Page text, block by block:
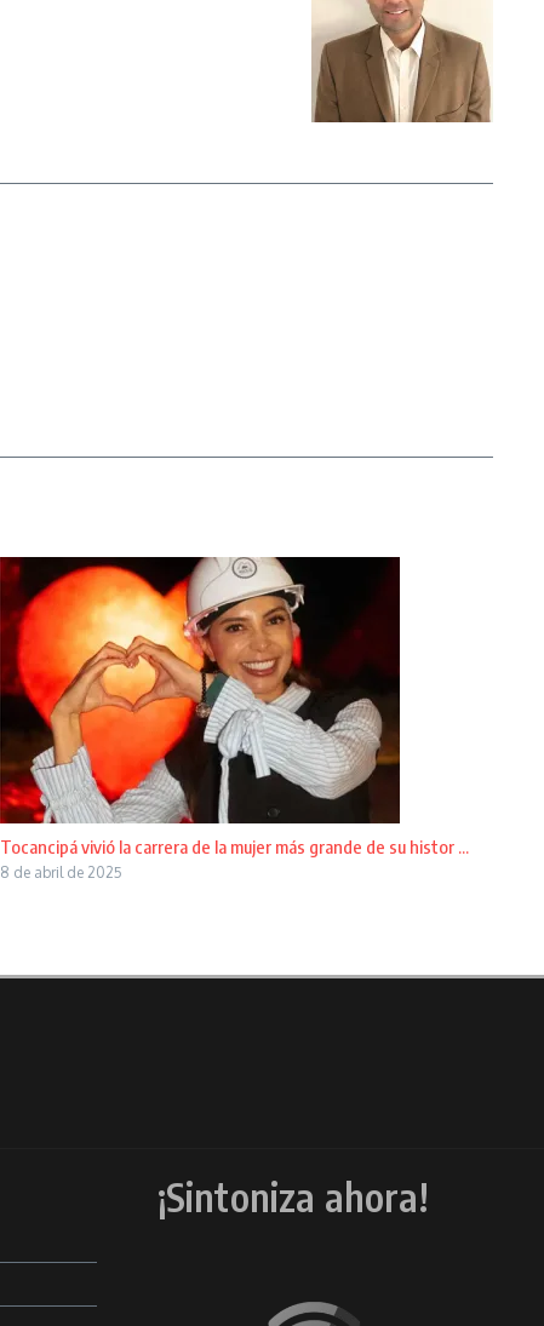
Tocancipá vivió la carrera de la mujer más grande de su histor ...
8 de abril de 2025
¡Sintoniza ahora!